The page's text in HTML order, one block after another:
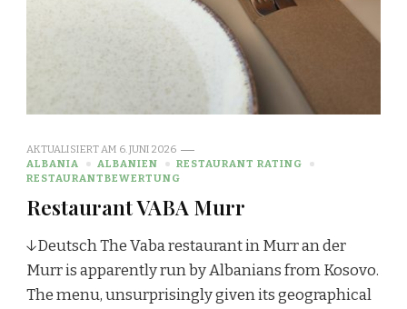
AKTUALISIERT AM 6. JUNI 2026
ALBANIA
ALBANIEN
RESTAURANT RATING
RESTAURANTBEWERTUNG
Restaurant VABA Murr
↓Deutsch The Vaba restaurant in Murr an der
Murr is apparently run by Albanians from Kosovo.
The menu, unsurprisingly given its geographical